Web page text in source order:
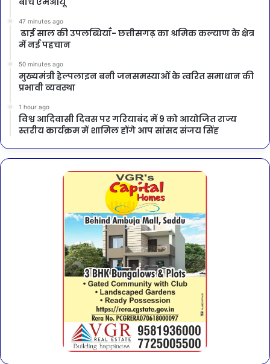
47 minutes ago
ढाई साल की उपलब्धियाँ- छत्तीसगढ़ का श्रमिक कल्याण के क्षेत्र
में नई पहचान
50 minutes ago
मुख्यमंत्री हेल्पलाइन बनी जनसमस्याओं के त्वरित समाधान की
प्रभावी व्यवस्था
1 hour ago
विश्व आदिवासी दिवस पर गरियाबंद में 9 को आयोजित राज्य
स्तरीय कार्यक्रम में शामिल होंगे आप सांसद संजय सिंह